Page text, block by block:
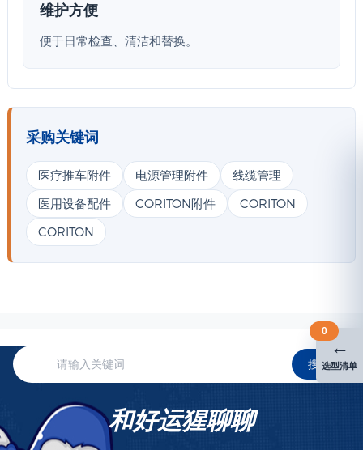
维护方便
便于日常检查、清洁和替换。
采购关键词
医疗推车附件 电源管理附件
线缆管理
医用设备配件
CORITON附件
CORITON
CORITON
搜索
和好运猩聊聊
←
选型清单
0